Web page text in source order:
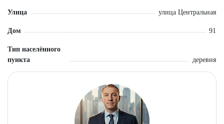
* электрическая мощность: 125 кВт;
* земельный участок в собственности - 1500м2;
ФИНАНСОВЫЕ УСЛОВИЯ:
* продажа 180 000 000 руб;
* Лента - 1 647 000 руб. с НДС;
* Горздрав - 287 163 руб. с НДС;
* стоимость за 1 кв. м:
271 084 руб.;
Улица улица Центральная
Дом 91
Тип населённого
пункта
деревня